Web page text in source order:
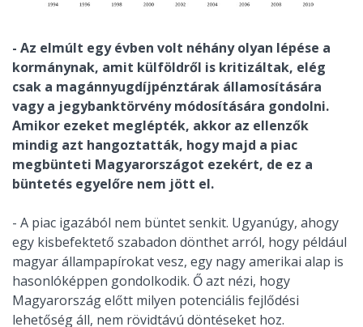
- Az elmúlt egy évben volt néhány olyan lépése a
kormánynak, amit külföldről is kritizáltak, elég
csak a magánnyugdíjpénztárak államosítására
vagy a jegybanktörvény módosítására gondolni.
Amikor ezeket meglépték, akkor az ellenzők
mindig azt hangoztatták, hogy majd a piac
megbünteti Magyarországot ezekért, de ez a
büntetés egyelőre nem jött el.
- A piac igazából nem büntet senkit. Ugyanúgy, ahogy
egy kisbefektető szabadon dönthet arról, hogy például
magyar állampapírokat vesz, egy nagy amerikai alap is
hasonlóképpen gondolkodik. Ő azt nézi, hogy
Magyarország előtt milyen potenciális fejlődési
lehetőség áll, nem rövidtávú döntéseket hoz.